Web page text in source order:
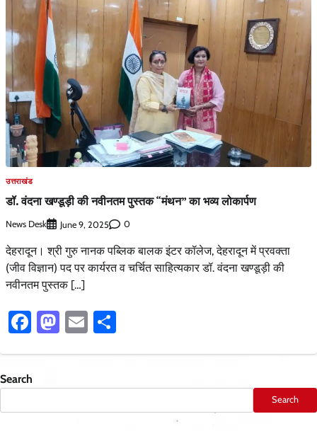
उत्तराखंड
डॉ. वंदना खण्डूड़ी की नवीनतम पुस्तक “मंथन” का भव्य लोकार्पण
News Desk June 9, 2025 0
देहरादून। श्री गुरु नानक पब्लिक बालक इंटर कॉलेज, देहरादून में प्रवक्ता
(जीव विज्ञान) पद पर कार्यरत व चर्चित साहित्यकार डॉ. वंदना खण्डूड़ी की
नवीनतम पुस्तक […]
Facebook
Mastodon
Email
Search
Search